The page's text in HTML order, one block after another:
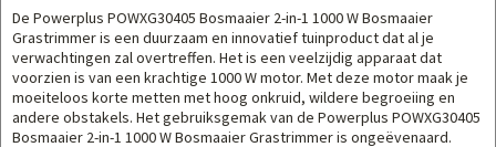
De Powerplus POWXG30405 Bosmaaier 2-in-1 1000 W Bosmaaier
Grastrimmer is een duurzaam en innovatief tuinproduct dat al je
verwachtingen zal overtreffen. Het is een veelzijdig apparaat dat
voorzien is van een krachtige 1000 W motor. Met deze motor maak je
moeiteloos korte metten met hoog onkruid, wildere begroeiing en
andere obstakels. Het gebruiksgemak van de Powerplus POWXG30405
Bosmaaier 2-in-1 1000 W Bosmaaier Grastrimmer is ongeëvenaard.